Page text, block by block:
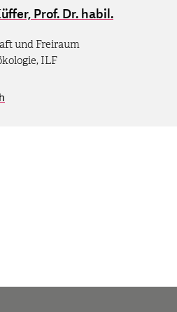
Prof. Dr. habil.
und Freiraum
ILF